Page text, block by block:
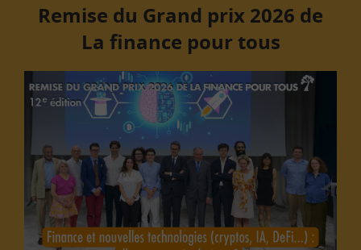
Remise du Grand prix 2026 de
La finance pour tous